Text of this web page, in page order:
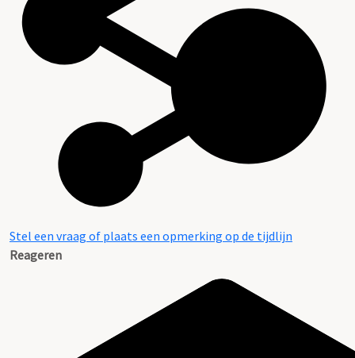
Stel een vraag of plaats een opmerking op de tijdlijn
Reageren